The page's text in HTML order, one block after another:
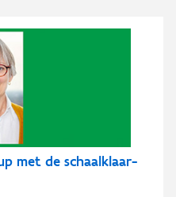
met de schaalklaar-